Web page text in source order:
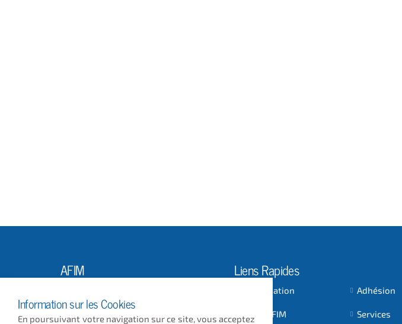
AFIM
75015 PARIS
Liens Rapides
L'Association Adhésion
Actus AFIM
Services
Information sur les Cookies
En poursuivant votre navigation sur ce site, vous acceptez